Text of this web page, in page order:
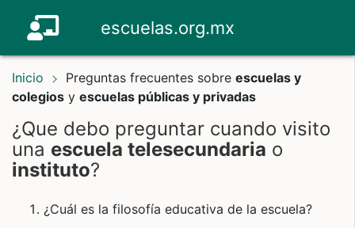
escuelas.org.mx
Inicio Preguntas frecuentes sobre escuelas y
colegios y escuelas públicas y privadas
¿Que debo preguntar cuando visito
una escuela telesecundaria o
instituto?
¿Cuál es la filosofía educativa de la escuela?